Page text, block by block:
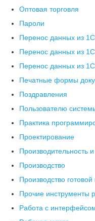
Оптовая торговля
Пароли
Перенос данных из
Перенос данных из
Перенос данных из
Печатные формы
Поздравления
Пользователю
Практика
Проектирование
Производительность
Производство
Производство
Прочие инструменты
Работа с